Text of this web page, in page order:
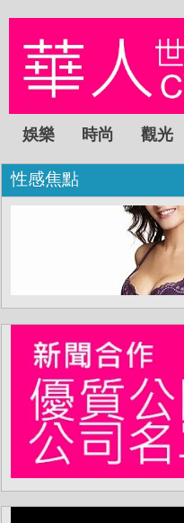
娛樂 時尚 觀光
性感焦點